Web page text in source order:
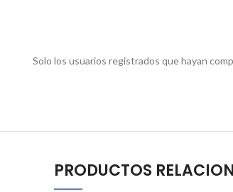
Solo los usuarios registrados que hayan
PRODUCTOS